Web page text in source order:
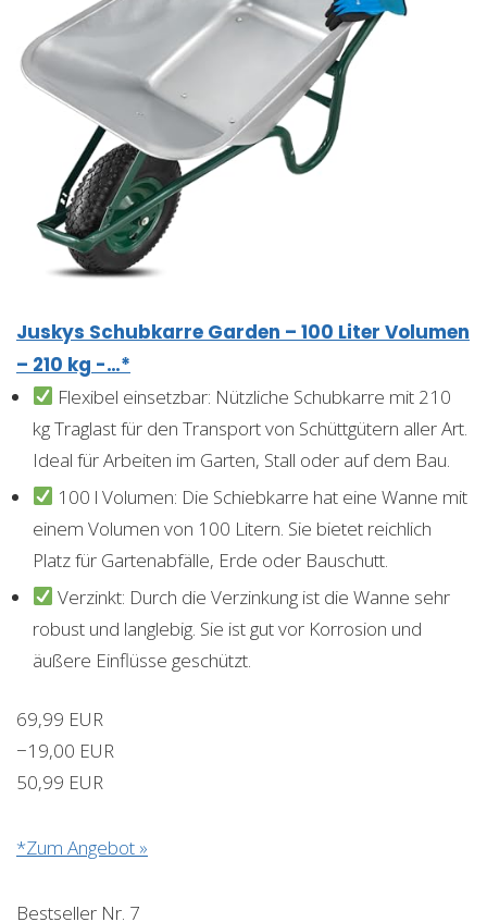
Juskys Schubkarre Garden – 100 Liter Volumen
– 210 kg -…*
Flexibel einsetzbar: Nützliche Schubkarre mit 210
kg Traglast für den Transport von Schüttgütern aller Art.
Ideal für Arbeiten im Garten, Stall oder auf dem Bau.
100 l Volumen: Die Schiebkarre hat eine Wanne mit
einem Volumen von 100 Litern. Sie bietet reichlich
Platz für Gartenabfälle, Erde oder Bauschutt.
Verzinkt: Durch die Verzinkung ist die Wanne sehr
robust und langlebig. Sie ist gut vor Korrosion und
äußere Einflüsse geschützt.
69,99 EUR
−19,00 EUR
50,99 EUR
*Zum Angebot »
Bestseller Nr. 7